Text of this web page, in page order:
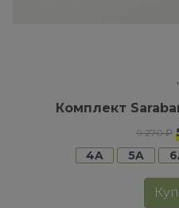
Комплект
9 270 ₽
4A
5A